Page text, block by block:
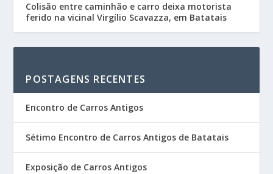
Colisão entre caminhão e carro deixa motorista
ferido na vicinal Virgílio Scavazza, em Batatais
POSTAGENS RECENTES
Encontro de Carros Antigos
Sétimo Encontro de Carros Antigos de Batatais
Exposição de Carros Antigos